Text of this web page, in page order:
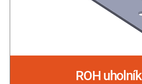
ROH uholník